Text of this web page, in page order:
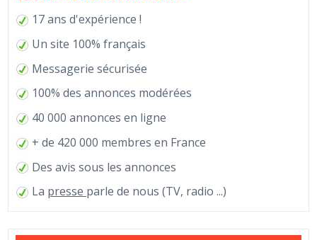
17 ans d'expérience !
Un site 100% français
Messagerie sécurisée
100% des annonces modérées
40 000 annonces en ligne
+ de 420 000 membres en France
Des avis sous les annonces
La presse parle de nous (TV, radio ...)